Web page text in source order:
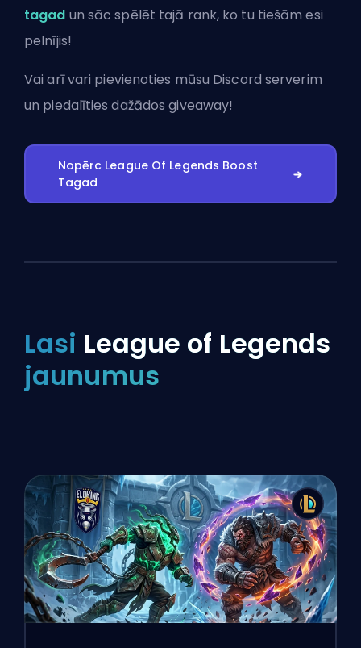
tagad un sāc spēlēt tajā rank, ko tu tiešām esi
pelnījis!
Vai arī vari pievienoties mūsu Discord serverim
un piedalīties dažādos giveaway!
Nopērc League Of Legends Boost
Tagad
Lasi League of Legends
jaunumus